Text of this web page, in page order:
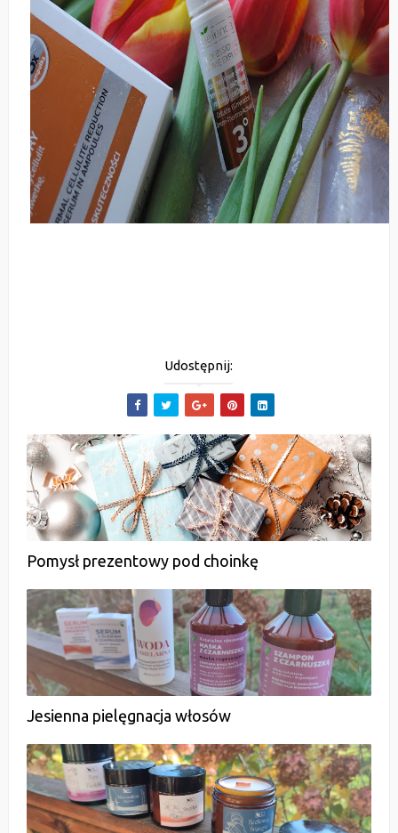
Udostępnij:
Pomysł prezentowy pod choinkę
Jesienna pielęgnacja włosów